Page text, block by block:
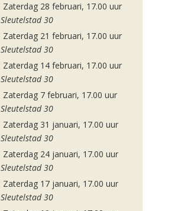
Zaterdag 28 februari, 17.00 uur
Sleutelstad 30
Zaterdag 21 februari, 17.00 uur
Sleutelstad 30
Zaterdag 14 februari, 17.00 uur
Sleutelstad 30
Zaterdag 7 februari, 17.00 uur
Sleutelstad 30
Zaterdag 31 januari, 17.00 uur
Sleutelstad 30
Zaterdag 24 januari, 17.00 uur
Sleutelstad 30
Zaterdag 17 januari, 17.00 uur
Sleutelstad 30